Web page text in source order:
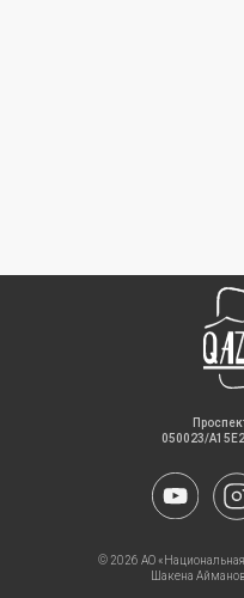
© 2026 АО
Шакена
050023/